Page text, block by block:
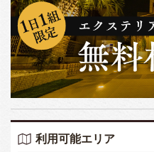
利用可能エリア